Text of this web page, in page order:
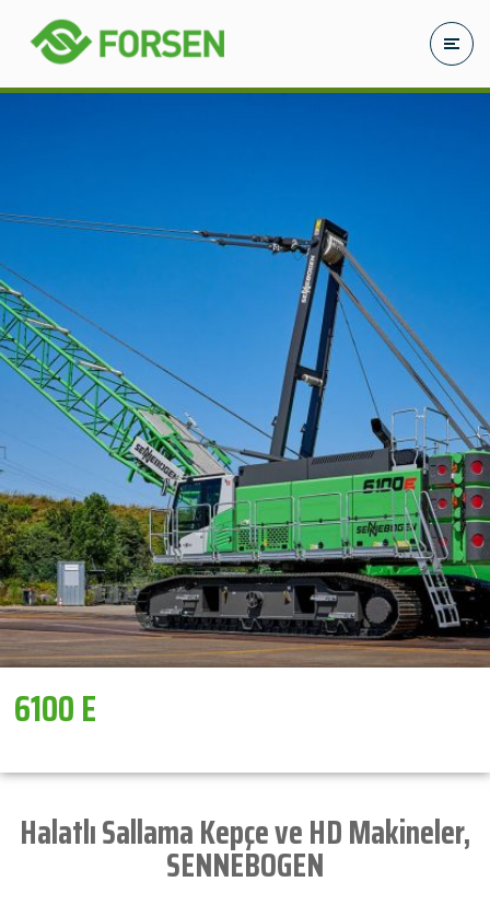
6100 E
Halatlı Sallama Kepçe ve HD Makineler,
SENNEBOGEN